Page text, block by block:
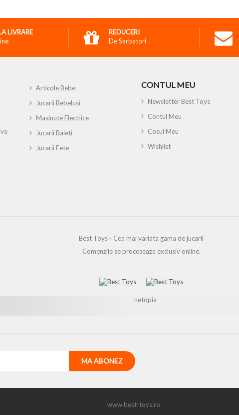
LIVRARE
REDUCERI
De Sarbatori
Articole Bebe
Jucarii Bebelusi
Masinute Electrice
Jucarii Baieti
Jucarii Fete
CONTUL MEU
Newsletter Best Toys
Contul Meu
Cosul Meu
Wishlist
Best Toys - Cea mai variata gama de jucarii
Comenzile se proceseaza exclusiv online.
www.best-toys.ro